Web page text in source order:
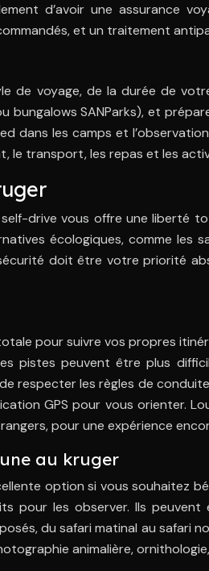
d’avoir une assurance
et un traitement
voyage, de la durée de
SANParks), et
les camps et
le transport, les repas et les
drive vous offre une liberté
écologiques, comme les
doit être votre priorité
pour suivre vos propres
peuvent être plus
respecter les règles de
GPS pour vous orienter.
pour une expérience
au kruger
option si vous souhaitez
pour les observer. Ils
du safari matinal au safari
animalière,